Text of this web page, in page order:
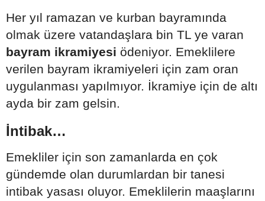
Her yıl ramazan ve kurban bayramında
olmak üzere vatandaşlara bin TL ye varan
bayram ikramiyesi ödeniyor. Emeklilere
verilen bayram ikramiyeleri için zam oran
uygulanması yapılmıyor. İkramiye için de altı
ayda bir zam gelsin.
İntibak…
Emekliler için son zamanlarda en çok
gündemde olan durumlardan bir tanesi
intibak yasası oluyor. Emeklilerin maaşlarını